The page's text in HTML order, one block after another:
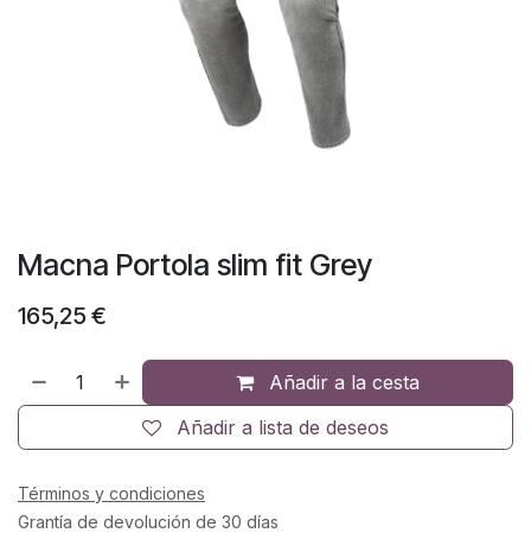
Macna Portola slim fit Grey
165,25 €
Añadir a la cesta
Añadir a lista de deseos
Términos y condiciones
Grantía de devolución de 30 días